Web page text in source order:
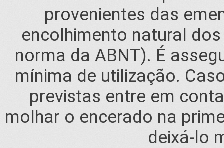
provenientes das
encolhimento natural
norma da ABNT). É
mínima de utilização.
previstas entre em
molhar o encerado na
deixá-lo